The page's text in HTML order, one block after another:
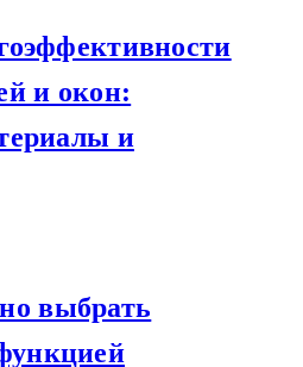
и окон:
и
выбрать